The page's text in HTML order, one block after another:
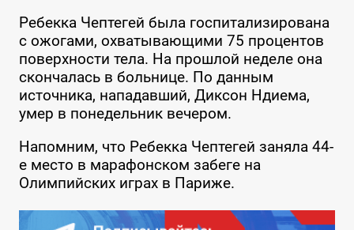
Ребекка Чептегей была госпитализирована
с ожогами, охватывающими 75 процентов
поверхности тела. На прошлой неделе она
скончалась в больнице. По данным
источника, нападавший, Диксон Ндиема,
умер в понедельник вечером.
Напомним, что Ребекка Чептегей заняла 44-
е место в марафонском забеге на
Олимпийских играх в Париже.